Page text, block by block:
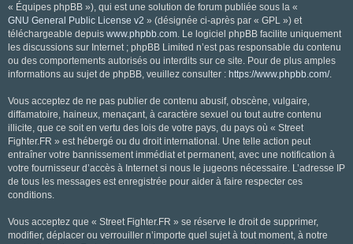
« Équipes phpBB »), qui est une solution de forum publiée sous la «
GNU General Public License v2 » (désignée ci-après par « GPL ») et
téléchargeable depuis www.phpbb.com. Le logiciel phpBB facilite uniquement
les discussions sur Internet ; phpBB Limited n’est pas responsable du contenu
ou des comportements autorisés ou interdits sur ce site. Pour de plus amples
informations au sujet de phpBB, veuillez consulter : https://www.phpbb.com/.
Vous acceptez de ne pas publier de contenu abusif, obscène, vulgaire,
diffamatoire, haineux, menaçant, à caractère sexuel ou tout autre contenu
illicite, que ce soit en vertu des lois de votre pays, du pays où « Street
Fighter.FR » est hébergé ou du droit international. Une telle action peut
entraîner votre bannissement immédiat et permanent, avec une notification à
votre fournisseur d’accès à Internet si nous le jugeons nécessaire. L’adresse IP
de tous les messages est enregistrée pour aider à faire respecter ces
conditions.
Vous acceptez que « Street Fighter.FR » se réserve le droit de supprimer,
modifier, déplacer ou verrouiller n’importe quel sujet à tout moment, à notre